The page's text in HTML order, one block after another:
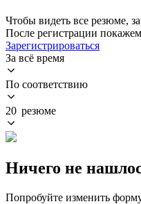
Чтобы видеть все резюме,
После регистрации
Зарегистрироваться
За всё время
По соответствию
20 резюме
Ничего не
Попробуйте изменить